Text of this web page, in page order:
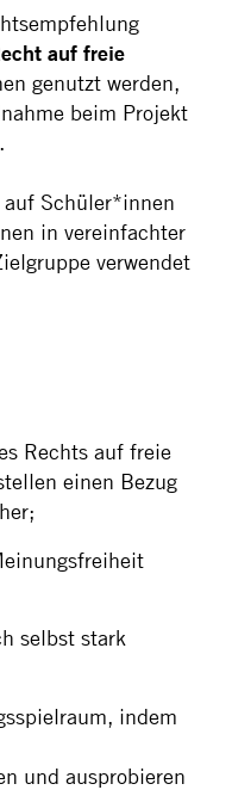
auf freie
genutzt werden,
beim Projekt
Schüler*innen
in vereinfachter
verwendet
Rechts auf freie
einen Bezug
selbst stark
indem
und ausprobieren